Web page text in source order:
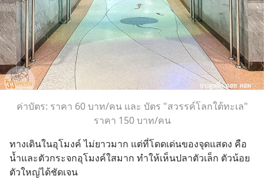
ค่าบัตร: ราคา 60 บาท/คน และ บัตร "สวรรค์โลกใต้ทะเล"
ราคา 150 บาท/คน
ทางเดินในอุโมงค์ ไม่ยาวมาก แต่ที่โดดเด่นของจุดแสดง คือ
น้ำและตัวกระจกอุโมงค์ใสมาก ทำให้เห็นปลาตัวเล็ก ตัวน้อย
ตัวใหญ่ได้ชัดเจน